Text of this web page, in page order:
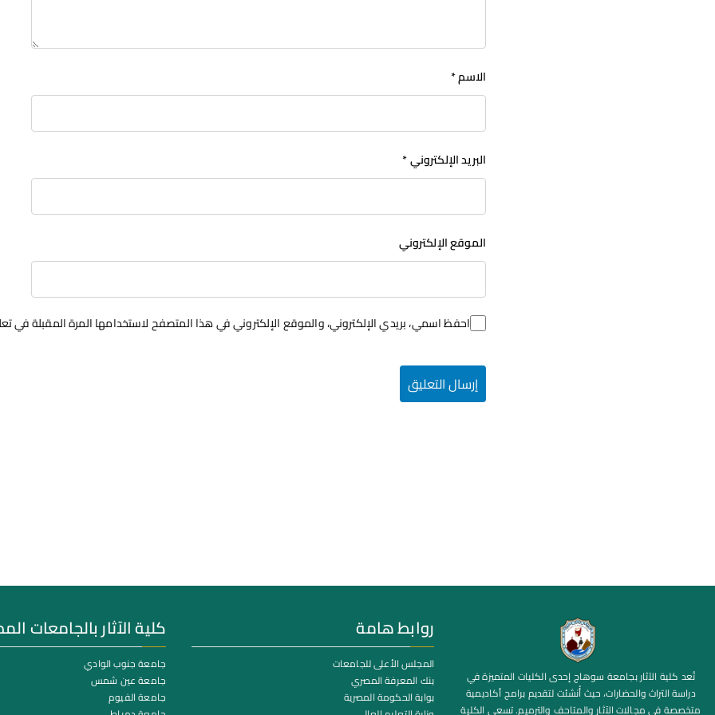
الاسم*
البريد الإلكتروني*
الموقع الإلكتروني
احفظ اسمي، بريدي الإلكتروني، والموقع الإلكتروني في هذا المتصفح لاستخدامها المرة المقبلة في
تُعد كلية الآثار بجامعة سوهاج إحدى الكليات المتميزة في
دراسة التراث والحضارات، حيث أُنشئت لتقديم برامج أكاديمية
متخصصة في مجالات الآثار والمتاحف والترميم. تسعى الكلية
روابط هامة
المجلس الأعلى للجامعات
بنك المعرفة المصري
بوابة الحكومة المصرية
كلية الآثار بالجامعات
جامعة جنوب الوادي
جامعة عين شمس
جامعة الفيوم